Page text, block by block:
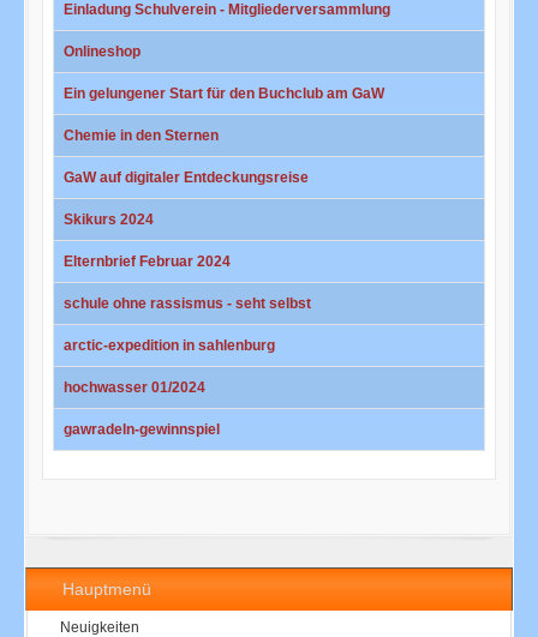
Hauptmenü
Neuigkeiten
Einladung Schulverein - Mitgliederversammlung
Onlineshop
Ein gelungener Start für den Buchclub am GaW
Chemie in den Sternen
GaW auf digitaler Entdeckungsreise
Skikurs 2024
Elternbrief Februar 2024
schule ohne rassismus - seht selbst
arctic-expedition in sahlenburg
hochwasser 01/2024
gawradeln-gewinnspiel